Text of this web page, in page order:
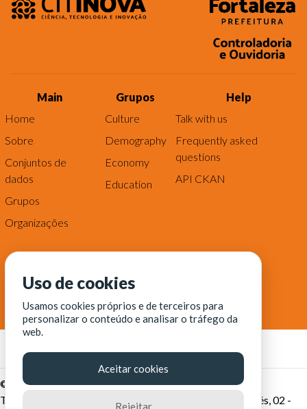
Main
Home
Sobre
Conjuntos de
dados
Grupos
Organizações
Grupos
Culture
Demography
Economy
Education
Help
Talk with us
Frequently asked
questions
API CKAN
© Fortaleza Digital || CITINOVA - Fundação de Ciência,
Tecnologia e Inovação de Fortaleza - Rua dos Tremembés, 02 -
Uso de cookies
Usamos cookies próprios e de terceiros para
personalizar o conteúdo e analisar o tráfego da
web.
Aceitar cookies
Rejeitar